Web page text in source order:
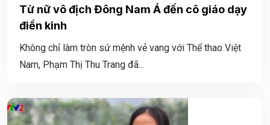
Từ nữ vô địch Đông Nam Á đến cô giáo dạy
điền kinh
Không chỉ làm tròn sứ mệnh vẻ vang với Thể thao Việt
Nam, Phạm Thị Thu Trang đã...